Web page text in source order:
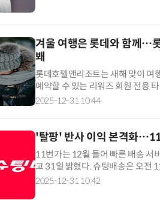
겨울 여행은 롯데와 함께…
봬
롯데호텔앤리조트는 새해 맞이 여
예약할 수 있는 리워즈 회원 전용
일 밝혔다. 이번 프로모션은 롯데
2025-12-31 10:44
'탈팡' 반사 이익 본격화
11번가는 12월 들어 빠른 배송 서
고 31일 밝혔다. 슈팅배송은 오전
시 전국 익일배송을 제공하는 빠
2025-12-31 10:42